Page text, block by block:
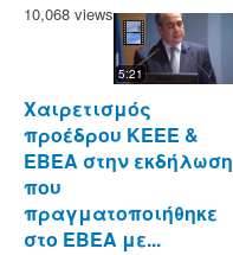
10,068 views
5:21
Χαιρετισμός
προέδρου ΚΕΕΕ &
EBEA στην εκδήλωση
που
πραγματοποιήθηκε
στο ΕΒΕΑ με...